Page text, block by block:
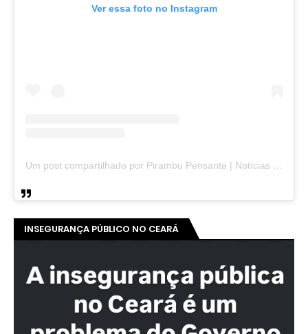
Ver essa foto no Instagram
Um post compartilhado por Pirambu Pensante | Notícias & Entretenimento (@pirambupensante)
INSEGURANÇA PÚBLICO NO CEARÁ